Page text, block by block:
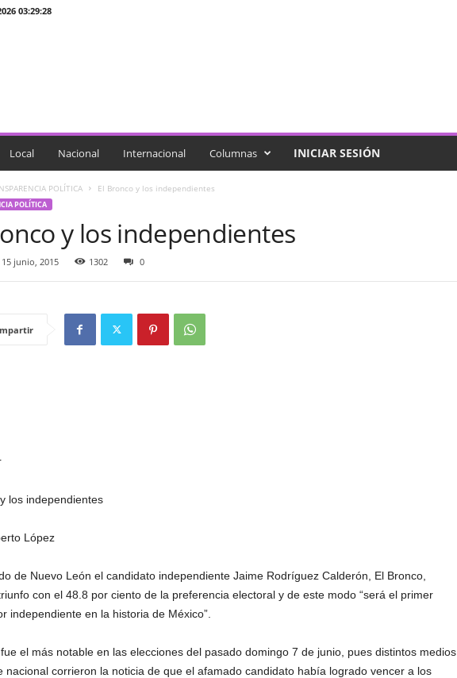
03:29:28
Local Nacional Internacional Columnas INICIAR SESIÓN
POLÍTICA El Bronco y los independientes
POLÍTICA
y los independientes
15 junio, 2015 1302 0
los independientes
López
de Nuevo León el candidato independiente Jaime Rodríguez Calderón, El Bronco,
con el 48.8 por ciento de la preferencia electoral y de este modo “será el primer
independiente en la historia de México”.
el más notable en las elecciones del pasado domingo 7 de junio, pues distintos medios
nacional corrieron la noticia de que el afamado candidato había logrado vencer a los